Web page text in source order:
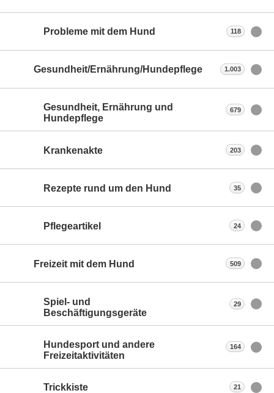
Probleme mit dem Hund 118
Gesundheit/Ernährung/Hundepflege 1.003
Gesundheit, Ernährung und
Hundepflege
679
Krankenakte 203
Rezepte rund um den Hund 35
Pflegeartikel 24
Freizeit mit dem Hund 509
Spiel- und
Beschäftigungsgeräte
29
Hundesport und andere
Freizeitaktivitäten
164
Trickkiste 21